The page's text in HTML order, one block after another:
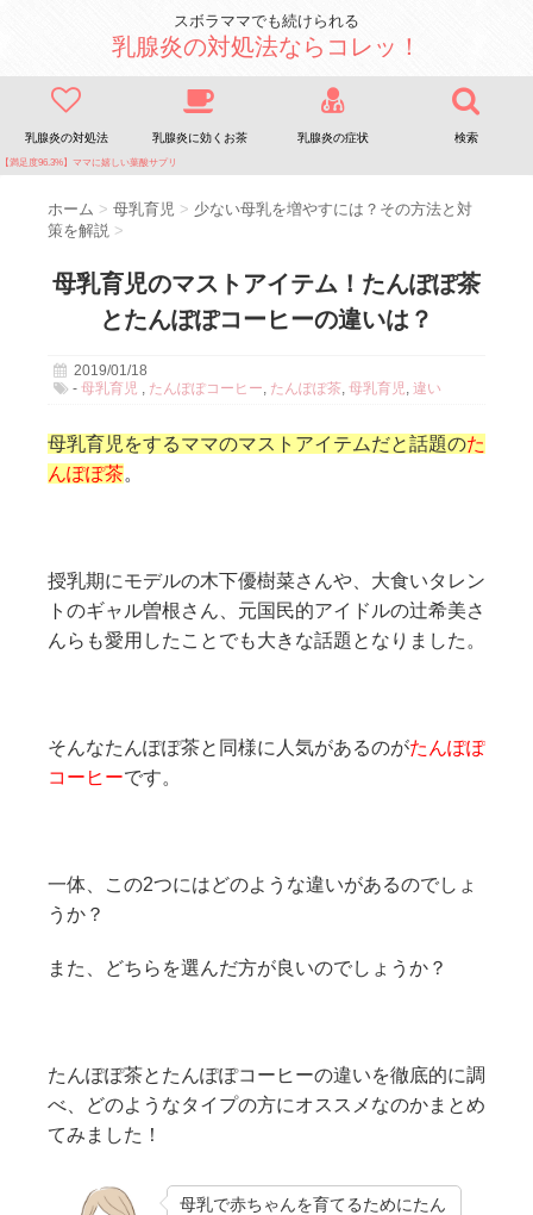
スボラママでも続けられる
乳腺炎の対処法ならコレッ！
乳腺炎の対処法 乳腺炎に効くお茶 乳腺炎の症状 検索
【満足度96.3%】ママに嬉しい葉酸サプリ
ホーム > 母乳育児 > 少ない母乳を増やすには？その方法と対
策を解説 >
母乳育児のマストアイテム！たんぽぽ茶
とたんぽぽコーヒーの違いは？
2019/01/18
- 母乳育児 , たんぽぽコーヒー, たんぽぽ茶, 母乳育児, 違い
母乳育児をするママのマストアイテムだと話題のた
んぽぽ茶。
授乳期にモデルの木下優樹菜さんや、大食いタレン
トのギャル曽根さん、元国民的アイドルの辻希美さ
んらも愛用したことでも大きな話題となりました。
そんなたんぽぽ茶と同様に人気があるのがたんぽぽ
コーヒーです。
一体、この2つにはどのような違いがあるのでしょ
うか？
また、どちらを選んだ方が良いのでしょうか？
たんぽぽ茶とたんぽぽコーヒーの違いを徹底的に調
べ、どのようなタイプの方にオススメなのかまとめ
てみました！
母乳で赤ちゃんを育てるためにたん